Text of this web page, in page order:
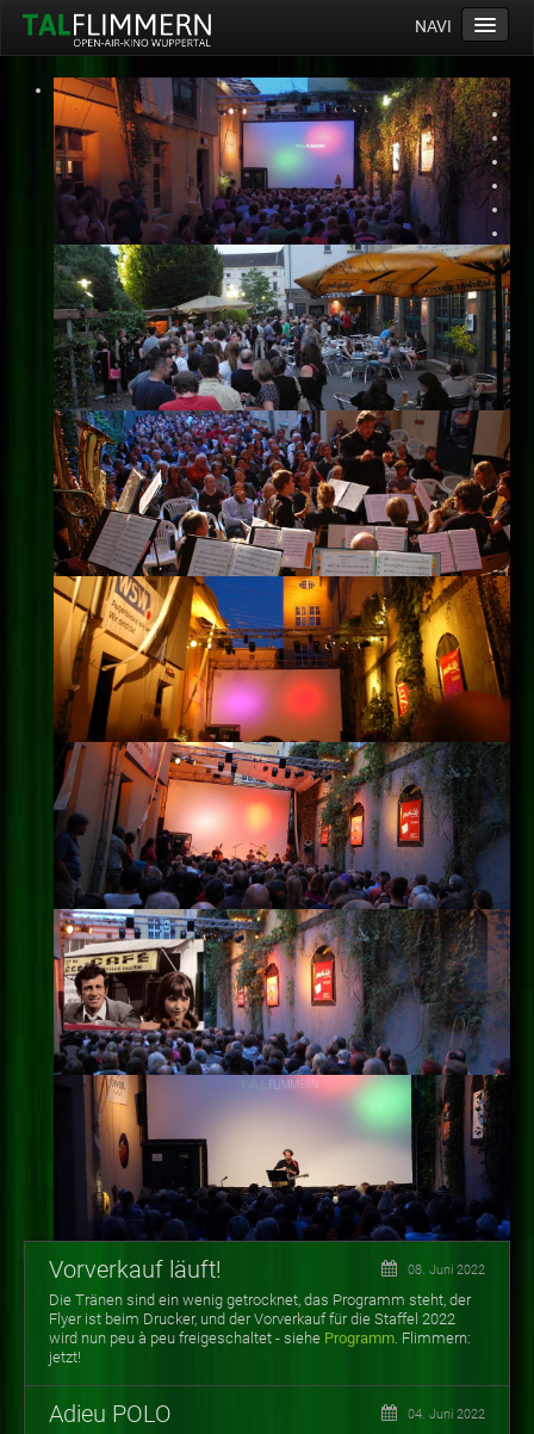
NAVI
Home
Programm
Service
Ticketinfos
Ort
Anreise
Wetter
Kinogutschein
Konzept
Archiv
Kontakt
Impressum
Datenschutz
Vorverkauf läuft! 08. Juni 2022
Die Tränen sind ein wenig getrocknet, das Programm steht, der
Flyer ist beim Drucker, und der Vorverkauf für die Staffel 2022
wird nun peu à peu freigeschaltet - siehe Programm. Flimmern:
jetzt!
Adieu POLO 04. Juni 2022